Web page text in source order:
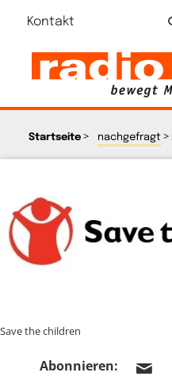
Kontakt
Startseite> nachgefragt>
Save the children
Abonnieren: